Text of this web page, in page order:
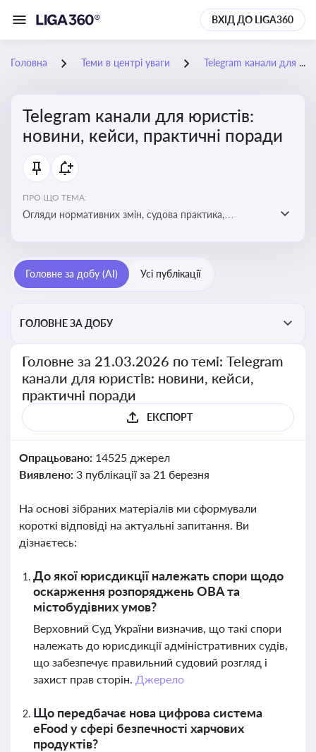
ВХІД ДО LIGA360
Головна Теми в центрі уваги Telegram канали для юристів: новини, кейси, практичні поради
Telegram канали для юристів:
новини, кейси, практичні поради
ПРО ЩО ТЕМА:
Огляди нормативних змін, судова практика,
каналах
Головне за добу (AI) Усі публікації
ГОЛОВНЕ ЗА ДОБУ
Головне за 21.03.2026 по темі: Telegram
канали для юристів: новини, кейси,
практичні поради
ЕКСПОРТ
Опрацьовано: 14525 джерел
Виявлено: 3 публікації за 21 березня
На основі зібраних матеріалів ми сформували
короткі відповіді на актуальні запитання. Ви
дізнаєтесь:
До якої юрисдикції належать спори щодо
оскарження розпоряджень ОВА та
містобудівних умов?
Верховний Суд України визначив, що такі спори
належать до юрисдикції адміністративних судів,
що забезпечує правильний судовий розгляд і
захист прав сторін. Джерело
Що передбачає нова цифрова система
eFood у сфері безпечності харчових
продуктів?